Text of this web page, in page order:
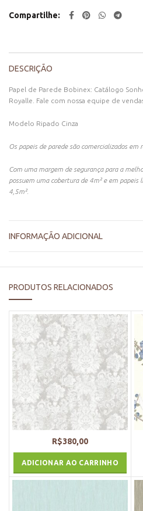
Compartilhe
DESCRIÇÃO
Papel de Parede Bobinex: Catálogo
Royalle. Fale com nossa equipe de
Modelo Ripado Cinza
Os papeis de parede são comercializados em
Com uma margem de segurança para a
possuem uma cobertura de 4m² e em papeis
4,5m².
INFORMAÇÃO ADICIONAL
PRODUTOS RELACIONADOS
R$380,00
ADICIONAR AO CARRINHO